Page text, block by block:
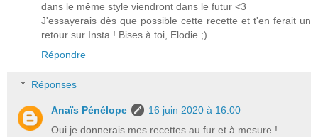
dans le même style viendront dans le futur <3
J'essayerais dès que possible cette recette et t'en ferait un
retour sur Insta ! Bises à toi, Elodie ;)
Répondre
Réponses
Anaïs Pénélope
16 juin 2020 à 16:00
Oui je donnerais mes recettes au fur et à mesure !